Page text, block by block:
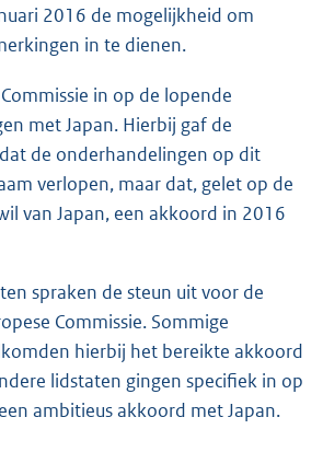
2016 de mogelijkheid om
in te dienen.
in op de lopende
met Japan. Hierbij gaf de
de onderhandelingen op dit
verlopen, maar dat, gelet op de
van Japan, een akkoord in 2016
spraken de steun uit voor de
Commissie. Sommige
hierbij het bereikte akkoord
lidstaten gingen specifiek in op
ambitieus akkoord met Japan.